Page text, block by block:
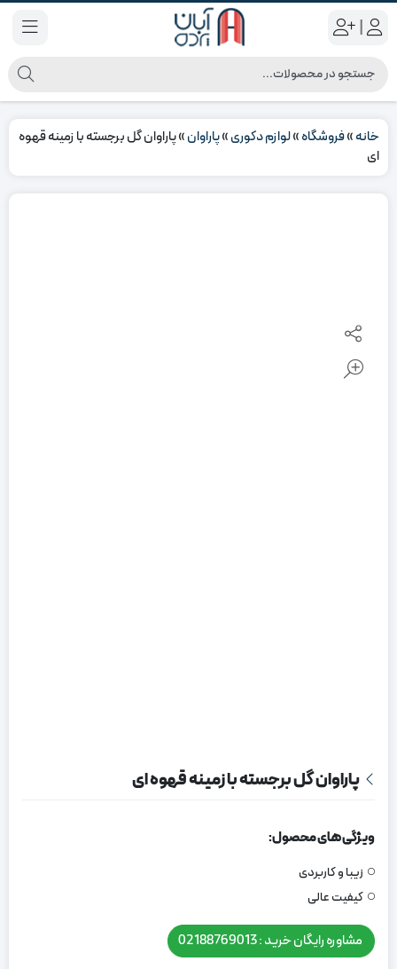
|
خانه»فروشگاه»لوازم دکوری»پاراوان»پاراوان گل برجسته با زمینه قهوه
ای
پاراوان گل برجسته با زمینه قهوه ای
ویژگی های محصول:
زیبا و کاربردی
کیفیت عالی
مشاوره رایگان خرید : 02188769013